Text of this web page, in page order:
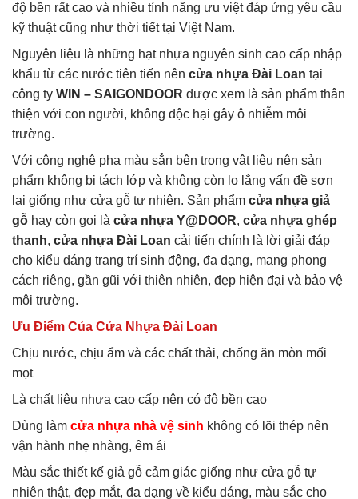
độ bền rất cao và nhiều tính năng ưu việt đáp ứng yêu cầu
kỹ thuật cũng như thời tiết tại Việt Nam.
Nguyên liệu là những hạt nhựa nguyên sinh cao cấp nhập
khẩu từ các nước tiên tiến nên cửa nhựa Đài Loan tại
công ty WIN – SAIGONDOOR được xem là sản phẩm thân
thiện với con người, không độc hại gây ô nhiễm môi
trường.
Với công nghệ pha màu sẳn bên trong vật liệu nên sản
phẩm không bị tách lớp và không còn lo lắng vấn đề sơn
lại giống như cửa gỗ tự nhiên. Sản phẩm cửa nhựa giả
gỗ hay còn gọi là cửa nhựa Y@DOOR, cửa nhựa ghép
thanh, cửa nhựa Đài Loan cải tiến chính là lời giải đáp
cho kiểu dáng trang trí sinh động, đa dạng, mang phong
cách riêng, gần gũi với thiên nhiên, đẹp hiện đại và bảo vệ
môi trường.
Ưu Điểm Của Cửa Nhựa Đài Loan
Chịu nước, chịu ẩm và các chất thải, chống ăn mòn mối
mọt
Là chất liệu nhựa cao cấp nên có độ bền cao
Dùng làm cửa nhựa nhà vệ sinh không có lõi thép nên
vận hành nhẹ nhàng, êm ái
Màu sắc thiết kế giả gỗ cảm giác giống như cửa gỗ tự
nhiên thật, đẹp mắt, đa dạng về kiểu dáng, màu sắc cho